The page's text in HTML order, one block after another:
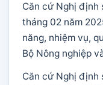
Căn cứ Nghị
tháng 02 năm
năng, nhiệm vụ,
Bộ Nông nghiệp
Căn cứ Nghị định